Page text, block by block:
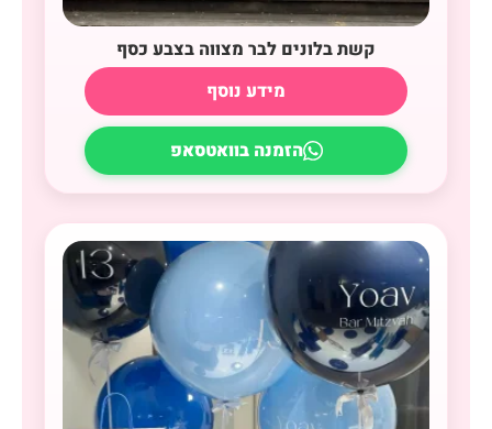
קשת בלונים לבר מצווה בצבע כסף
מידע נוסף
הזמנה בוואטסאפ